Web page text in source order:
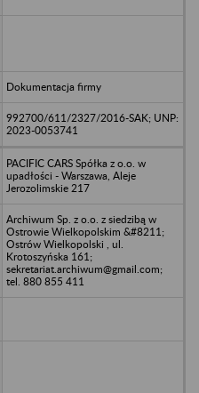
Dokumentacja firmy
992700/611/2327/2016-SAK; UNP:
2023-0053741
PACIFIC CARS Spółka z o.o. w
upadłości - Warszawa, Aleje
Jerozolimskie 217
Archiwum Sp. z o.o. z siedzibą w
Ostrowie Wielkopolskim &#8211;
Ostrów Wielkopolski , ul.
Krotoszyńska 161;
sekretariat.archiwum@gmail.com;
tel. 880 855 411